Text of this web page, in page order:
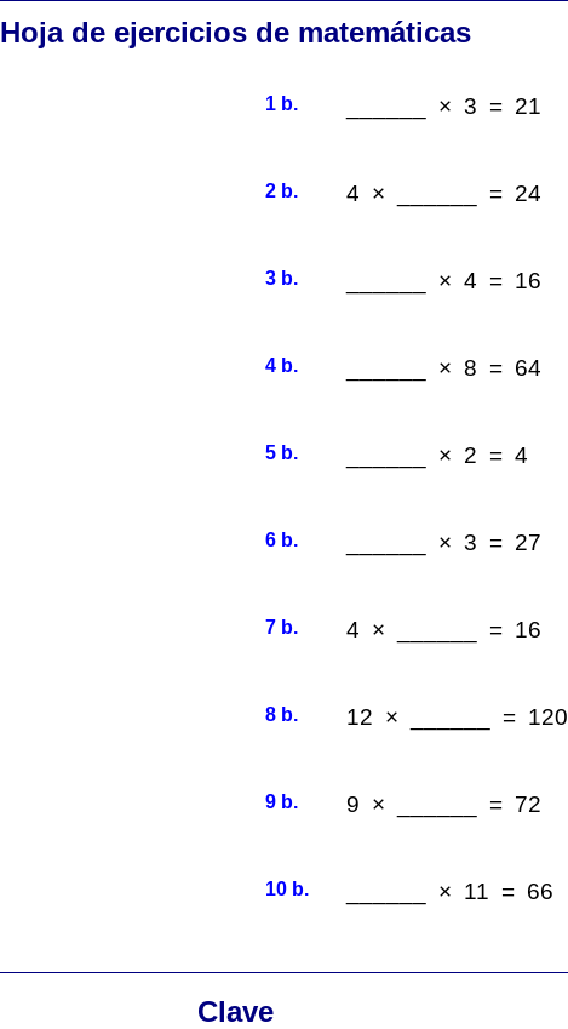
Hoja de ejercicios de matemáticas
1 b. ______ × 3 = 21
2 b. 4 × ______ = 24
3 b. ______ × 4 = 16
4 b. ______ × 8 = 64
5 b. ______ × 2 = 4
6 b. ______ × 3 = 27
7 b. 4 × ______ = 16
8 b. 12 × ______ = 120
9 b. 9 × ______ = 72
10 b. ______ × 11 = 66
Clave